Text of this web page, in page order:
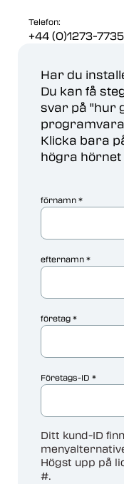
Telefon:
+44 (0)1273-
Har du
Du kan få
svar på "hur
Klicka bara
högra